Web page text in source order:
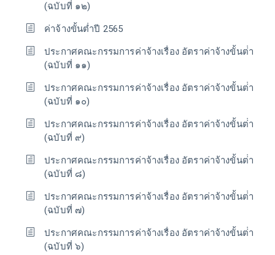
(ฉบับที่ ๑๒)
ค่าจ้างขั้นต่ำปี 2565
ประกาศคณะกรรมการค่าจ้างเรื่อง อัตราค่าจ้างขั้นต่่า
(ฉบับที่ ๑๑)
ประกาศคณะกรรมการค่าจ้างเรื่อง อัตราค่าจ้างขั้นต่่า
(ฉบับที่ ๑๐)
ประกาศคณะกรรมการค่าจ้างเรื่อง อัตราค่าจ้างขั้นต่่า
(ฉบับที่ ๙)
ประกาศคณะกรรมการค่าจ้างเรื่อง อัตราค่าจ้างขั้นต่่า
(ฉบับที่ ๘)
ประกาศคณะกรรมการค่าจ้างเรื่อง อัตราค่าจ้างขั้นต่่า
(ฉบับที่ ๗)
ประกาศคณะกรรมการค่าจ้างเรื่อง อัตราค่าจ้างขั้นต่่า
(ฉบับที่ ๖)